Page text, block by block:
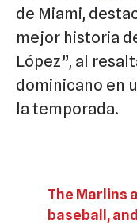
de Miami,
mejor historia
López”, al
dominicano en
la temporada.
The Marlins
baseball,